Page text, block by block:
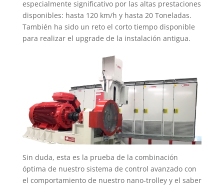
especialmente significativo por las altas prestaciones
disponibles: hasta 120 km/h y hasta 20 Toneladas.
También ha sido un reto el corto tiempo disponible
para realizar el upgrade de la instalación antigua.
Sin duda, esta es la prueba de la combinación
óptima de nuestro sistema de control avanzado con
el comportamiento de nuestro nano-trolley y el saber